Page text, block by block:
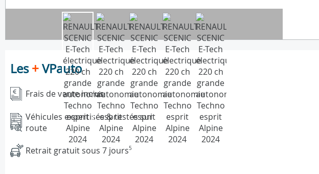
Les+VPauto
Frais de vente inclus
Véhicules expertisés & testés sur
route
Retrait gratuit sous 7 jours5